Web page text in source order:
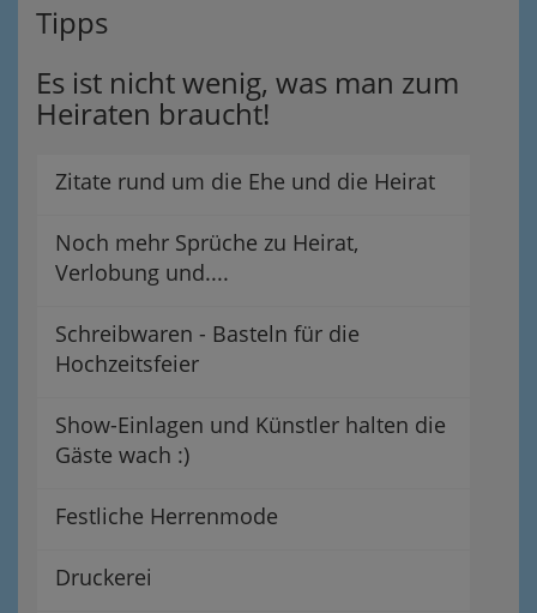
Tipps
Es ist nicht wenig, was man zum
Heiraten braucht!
Zitate rund um die Ehe und die Heirat
Noch mehr Sprüche zu Heirat,
Verlobung und....
Schreibwaren - Basteln für die
Hochzeitsfeier
Show-Einlagen und Künstler halten die
Gäste wach :)
Festliche Herrenmode
Druckerei